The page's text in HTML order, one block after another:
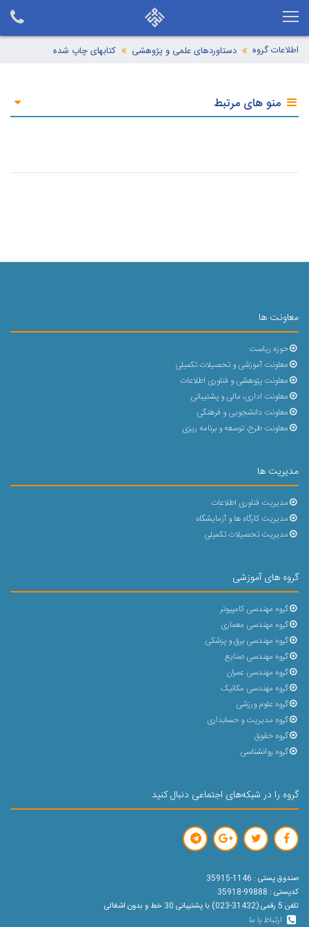
اطلاعات گروه دستاوردهای علمی و پژوهشی کتابهای چاپ شده
منو های مرتبط
معاونت ها
حوزه ریاست
معاونت آموزشی و تحصیلات تکمیلی
معاونت پژوهشی و فناوری اطلاعات
معاونت اداری، مالی و پشتیبانی
معاونت دانشجویی و فرهنگی
معاونت طرح، توسعه و برنامه ریزی
مدیریت ها
مدیریت فناوری اطلاعات
مدیریت کارگاه ها و آزمایشگاه
مدیریت تحصیلات تکمیلی
گروه های آموزشی
گروه مهندسی کامپیوتر
گروه مهندسی معماری
گروه مهندسی برق و پزشکی
گروه مهندسی صنایع
گروه مهندسی عمران
گروه مهندسی مکانیک
گروه علوم ورزشی
گروه مدیریت و حسابداری
گروه حقوق
گروه روانشناسی
گروه را در شبکه‌های اجتماعی دنبال کنید
صندوق پستی : 1146-35915
کدپستی : 99888-35918
تلفن 5 رقمی (31432-023) با پشتیبانی 30 خط و بدون اشغالی
ارتباط با ما